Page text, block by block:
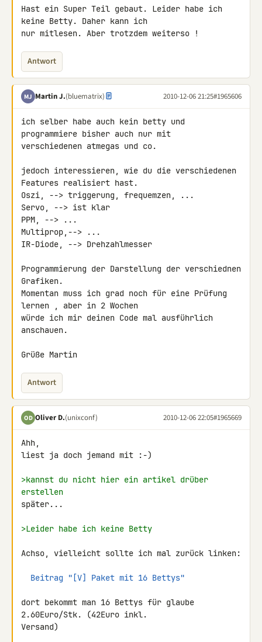
Hast ein Super Teil gebaut. Leider habe ich
keine Betty. Daher kann ich
nur mitlesen. Aber trotzdem weiterso !
Antwort
MJ Martin J.(bluematrix) 2010-12-06 21:25#1965606
ich selber habe auch kein betty und
programmiere bisher auch nur mit
verschiedenen atmegas und co.
jedoch interessieren, wie du die verschiedenen
Features realisiert hast.
Oszi, --> triggerung, frequemzen, ...
Servo, --> ist klar
PPM, --> ...
Multiprop,--> ...
IR-Diode, --> Drehzahlmesser
Programmierung der Darstellung der verschiednen
Grafiken.
Momentan muss ich grad noch für eine Prüfung
lernen , aber in 2 Wochen
würde ich mir deinen Code mal ausführlich
anschauen.
Grüße Martin
Antwort
OD Oliver D.(unixconf) 2010-12-06 22:05#1965669
Ahh,
liest ja doch jemand mit :-)
>kannst du nicht hier ein artikel drüber
erstellen
später...
>Leider habe ich keine Betty
Achso, vielleicht sollte ich mal zurück linken:
Beitrag "[V] Paket mit 16 Bettys"
dort bekommt man 16 Bettys für glaube
2.60Euro/Stk. (42Euro inkl.
Versand)